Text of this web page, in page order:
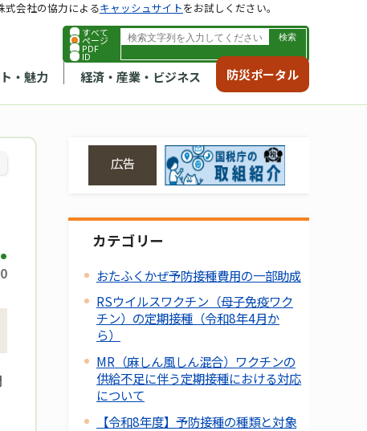
すべて
ページ
PDF
ID
・魅力 経済・産業・ビジネス 防災ポータル
式会社の協力によるキャッシュサイトをお試しください。
広告
カテゴリー
おたふくかぜ予防接種費用の一部助成
RSウイルスワクチン（母子免疫ワク
チン）の定期接種（令和8年4月か
ら）
MR（麻しん風しん混合）ワクチンの
供給不足に伴う定期接種における対応
について
【令和8年度】予防接種の種類と対象